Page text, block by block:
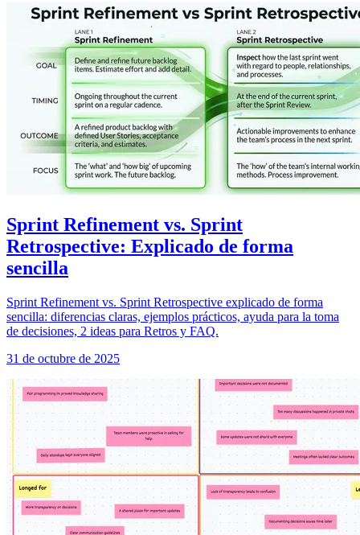
Sprint Refinement vs. Sprint
Retrospective: Explicado de forma
sencilla
Sprint Refinement vs. Sprint Retrospective explicado de forma
sencilla: diferencias claras, ejemplos prácticos, ayuda para la toma
de decisiones, 2 ideas para Retros y FAQ.
31 de octubre de 2025